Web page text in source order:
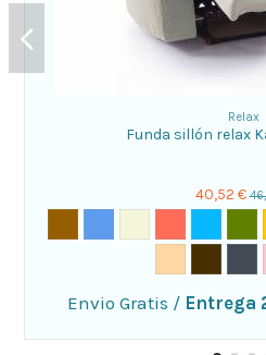
Relax
Funda sillón relax
40,52 €
Envio Gratis / Entrega